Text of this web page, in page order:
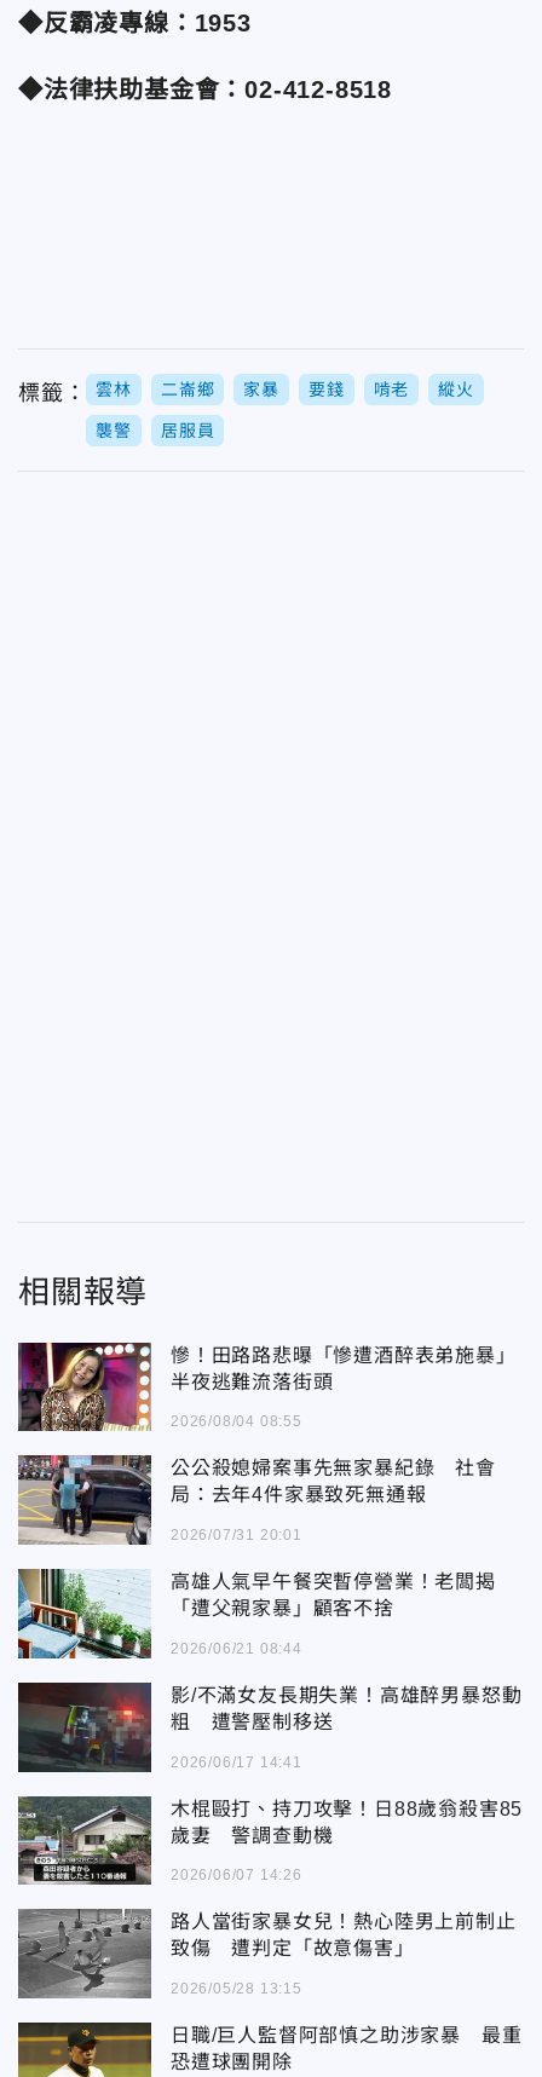
◆反霸凌專線：1953
◆法律扶助基金會：02-412-8518
標籤： 雲林 二崙鄉 家暴 要錢 啃老 縱火
襲警 居服員
相關報導
慘！田路路悲曝「慘遭酒醉表弟施暴」
半夜逃難流落街頭
2026/08/04 08:55
公公殺媳婦案事先無家暴紀錄 社會
局：去年4件家暴致死無通報
2026/07/31 20:01
高雄人氣早午餐突暫停營業！老闆揭
「遭父親家暴」顧客不捨
2026/06/21 08:44
影/不滿女友長期失業！高雄醉男暴怒動
粗 遭警壓制移送
2026/06/17 14:41
木棍毆打、持刀攻擊！日88歲翁殺害85
歲妻 警調查動機
2026/06/07 14:26
路人當街家暴女兒！熱心陸男上前制止
致傷 遭判定「故意傷害」
2026/05/28 13:15
日職/巨人監督阿部慎之助涉家暴 最重
恐遭球團開除